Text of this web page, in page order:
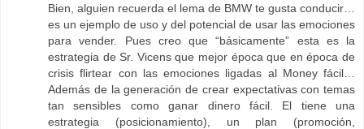
Bien, alguien recuerda el lema de BMW te gusta conducir…
es un ejemplo de uso y del potencial de usar las emociones
para vender. Pues creo que “básicamente” esta es la
estrategia de Sr. Vicens que mejor época que en época de
crisis flirtear con las emociones ligadas al Money fácil…
Además de la generación de crear expectativas con temas
tan sensibles como ganar dinero fácil. El tiene una
estrategia (posicionamiento), un plan (promoción,